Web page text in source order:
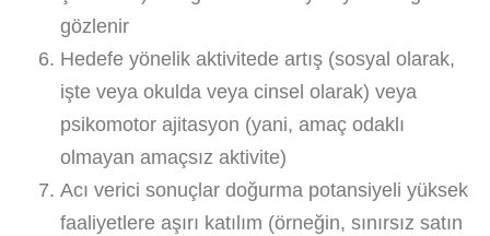
gözlenir
Hedefe yönelik aktivitede artış (sosyal olarak,
işte veya okulda veya cinsel olarak) veya
psikomotor ajitasyon (yani, amaç odaklı
olmayan amaçsız aktivite)
Acı verici sonuçlar doğurma potansiyeli yüksek
faaliyetlere aşırı katılım (örneğin, sınırsız satın